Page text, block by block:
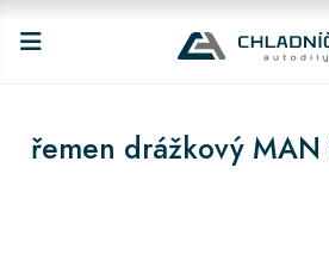
řemen drážkový MAN